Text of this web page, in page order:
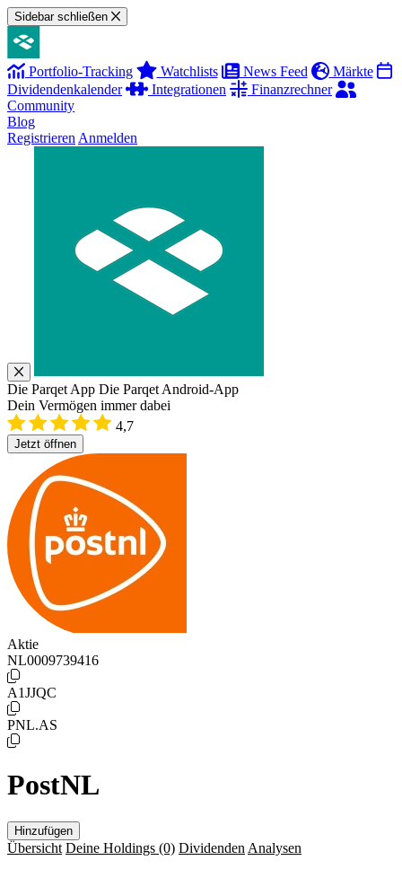
Sidebar schließen
Portfolio-Tracking Watchlists News Feed
Märkte
Dividendenkalender
Integrationen
Finanzrechner
Community
Blog
Registrieren Anmelden
Die Parqet App Die Parqet Android-App
Dein Vermögen immer dabei
4,7
Jetzt öffnen
Aktie
NL0009739416
A1JJQC
PNL.AS
PostNL
Hinzufügen
Übersicht Deine Holdings (0) Dividenden Analysen